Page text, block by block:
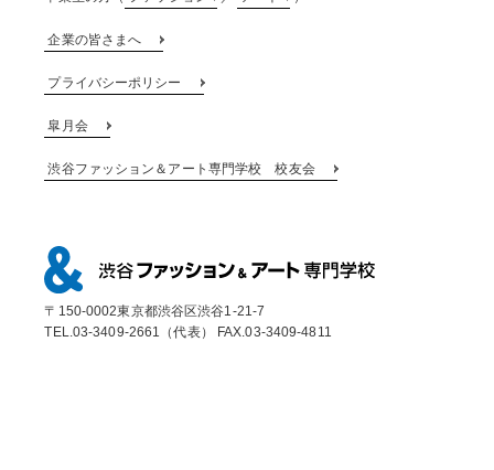
〒150-0002東京都渋谷区渋谷1-21-7
TEL.03-3409-2661（代表） FAX.03-3409-4811
企業の皆さまへ
プライバシーポリシー
皐月会
渋谷ファッション＆アート専門学校 校友会